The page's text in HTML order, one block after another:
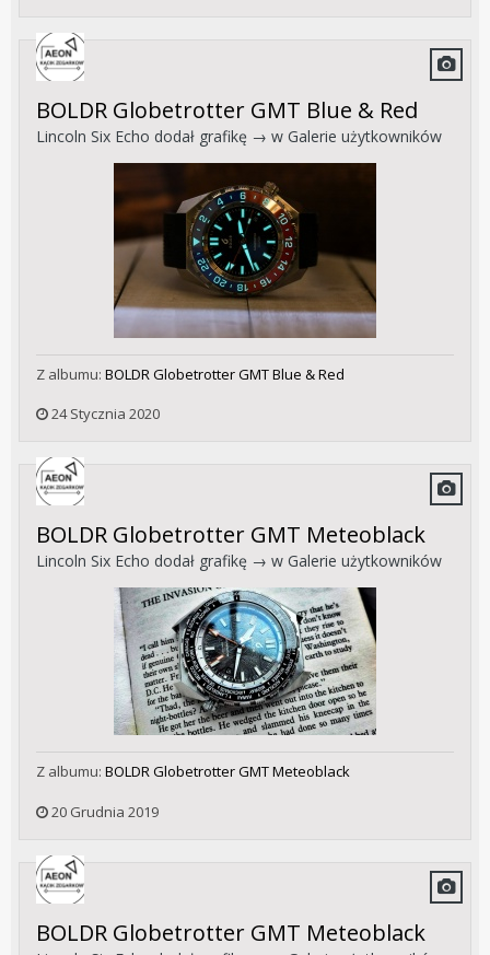
BOLDR Globetrotter GMT Blue & Red
Lincoln Six Echo dodał grafikę → w Galerie użytkowników
Z albumu: BOLDR Globetrotter GMT Blue & Red
24 Stycznia 2020
BOLDR Globetrotter GMT Meteoblack
Lincoln Six Echo dodał grafikę → w Galerie użytkowników
Z albumu: BOLDR Globetrotter GMT Meteoblack
20 Grudnia 2019
BOLDR Globetrotter GMT Meteoblack